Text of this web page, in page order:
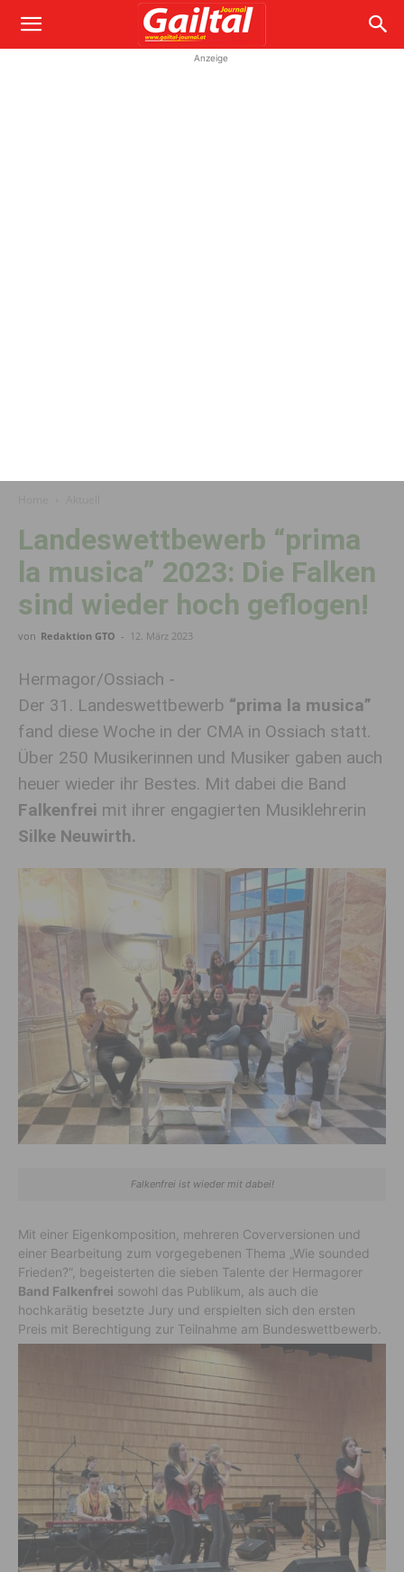
Anzeige
Landeswettbewerb “prima
la musica” 2023: Die Falken
sind wieder hoch geflogen!
von Redaktion GTO - 12. März 2023
Hermagor/Ossiach -
Der 31. Landeswettbewerb “prima la musica”
fand diese Woche in der CMA in Ossiach statt.
Über 250 Musikerinnen und Musiker gaben auch
heuer wieder ihr Bestes. Mit dabei die Band
Falkenfrei mit ihrer engagierten Musiklehrerin
Silke Neuwirth.
Falkenfrei ist wieder mit dabei!
Mit einer Eigenkomposition, mehreren Coverversionen und
einer Bearbeitung zum vorgegebenen Thema „Wie sounded
Frieden?”, begeisterten die sieben Talente der Hermagorer
Band Falkenfrei sowohl das Publikum, als auch die
hochkarätig besetzte Jury und erspielten sich den ersten
Preis mit Berechtigung zur Teilnahme am Bundeswettbewerb.